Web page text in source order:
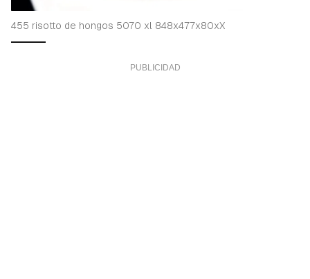
455 risotto de hongos 5070 xl 848x477x80xX